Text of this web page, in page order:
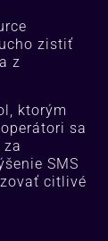
zistiť
z
ktorým
sa
SMS
citlivé